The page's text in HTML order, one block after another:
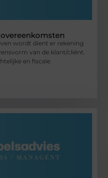
wordt dient er rekening
van de klant/cliënt.
en fiscale